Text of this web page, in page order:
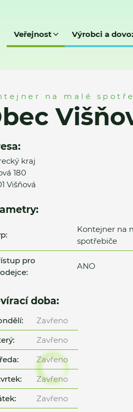
Veřejnost Výrobci a
na malé
kraj
180
Višňová
Kontejner na
spotřebiče
pro
ANO
doba:
Zavřeno
Zavřeno
Zavřeno
Zavřeno
Zavřeno